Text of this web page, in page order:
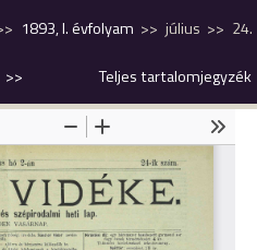
1893, I. évfolyam július
24.
>> Teljes tartalomjegyzék